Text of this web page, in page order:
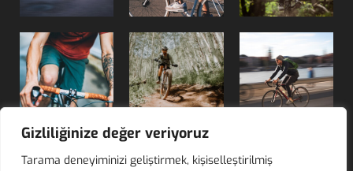
Gizliliğinize değer veriyoruz
Tarama deneyiminizi geliştirmek, kişiselleştirilmiş